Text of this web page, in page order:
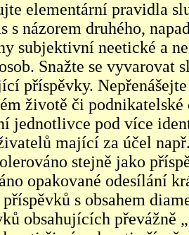
elementární pravidla
s názorem druhého,
subjektivní neetické a
Snažte se vyvarovat
příspěvky.
životě či podnikatelské
jednotlivce pod více
mající za účel
stejně jako
opakované odesílání
s obsahem
obsahujících převážně